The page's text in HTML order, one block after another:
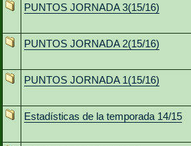
PUNTOS JORNADA 3(15/16)
PUNTOS JORNADA 2(15/16)
PUNTOS JORNADA 1(15/16)
Estadísticas de la temporada 14/15